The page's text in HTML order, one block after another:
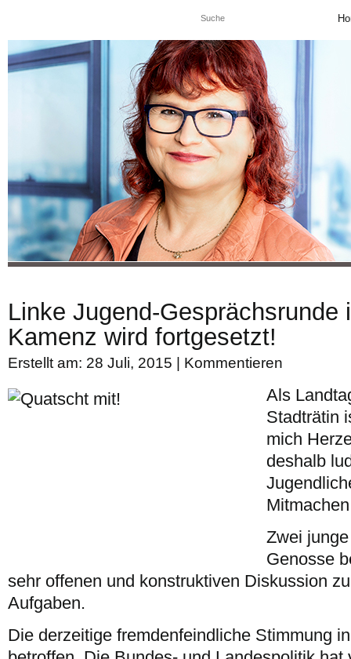
Linke Jugend-Gesprächsrunde
Kamenz wird fortgesetzt!
Erstellt am: 28 Juli, 2015 | Kommentieren
Als
Stadträtin
mich
deshalb
Zwei
Genosse
sehr offenen und konstruktiven Diskussion
Aufgaben.
Die derzeitige fremdenfeindliche Stimmung